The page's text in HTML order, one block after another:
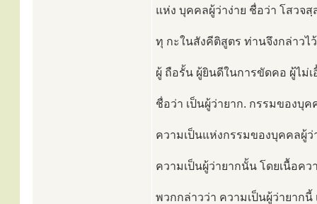
แห่ง บุคคลผู้ว่าง่าย ชื่อว่า โสวจ
ทุ กะในสังคีติสูตร ท่านจึงกล่าวไ
ผู้ ถือรั้น ผู้ยินดีในการขัดคอ ผู้ไม่
ชื่อว่า เป็นผู้ว่ายาก. กรรมของบุ
ความเป็นแห่งกรรมของบุคคลผู้
ความเป็นผู้ว่ายากนั้น โดยเนื้อค
พวกกล่าวว่า ความเป็นผู้ว่ายาก